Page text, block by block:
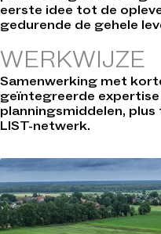
eerste idee tot de
gedurende de gehele
WERKWIJZE
Samenwerking met
geïntegreerde
planningsmiddelen,
LIST-netwerk.